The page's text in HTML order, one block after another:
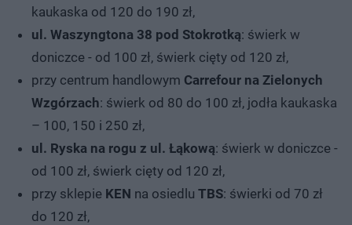
kaukaska od 120 do 190 zł,
ul. Waszyngtona 38 pod Stokrotką: świerk w
doniczce - od 100 zł, świerk cięty od 120 zł,
przy centrum handlowym Carrefour na Zielonych
Wzgórzach: świerk od 80 do 100 zł, jodła kaukaska
– 100, 150 i 250 zł,
ul. Ryska na rogu z ul. Łąkową: świerk w doniczce -
od 100 zł, świerk cięty od 120 zł,
przy sklepie KEN na osiedlu TBS: świerki od 70 zł
do 120 zł,